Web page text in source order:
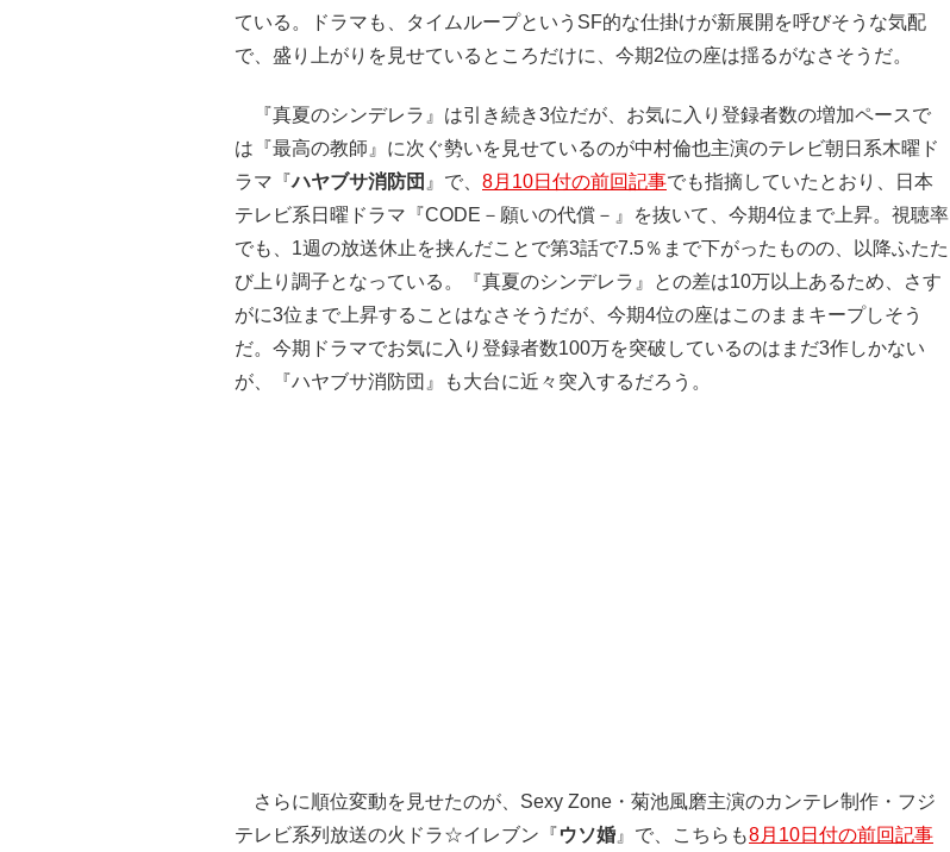
ている。ドラマも、タイムループというSF的な仕掛けが新展開を呼びそうな気配
で、盛り上がりを見せているところだけに、今期2位の座は揺るがなさそうだ。
『真夏のシンデレラ』は引き続き3位だが、お気に入り登録者数の増加ペースで
は『最高の教師』に次ぐ勢いを見せているのが中村倫也主演のテレビ朝日系木曜ド
ラマ『ハヤブサ消防団 』で、 8月10日付の前回記事でも指摘していたとおり、日本
テレビ系日曜ドラマ『CODE－願いの代償－』を抜いて、今期4位まで上昇。視聴率
でも、1週の放送休止を挟んだことで第3話で7.5％まで下がったものの、以降ふたた
び上り調子となっている。『真夏のシンデレラ』との差は10万以上あるため、さす
がに3位まで上昇することはなさそうだが、今期4位の座はこのままキープしそう
だ。今期ドラマでお気に入り登録者数100万を突破しているのはまだ3作しかない
が、『ハヤブサ消防団』も大台に近々突入するだろう。
さらに順位変動を見せたのが、Sexy Zone・菊池風磨主演のカンテレ制作・フジ
テレビ系列放送の火ドラ☆イレブン『ウソ婚 』で、こちらも8月10日付の前回記事